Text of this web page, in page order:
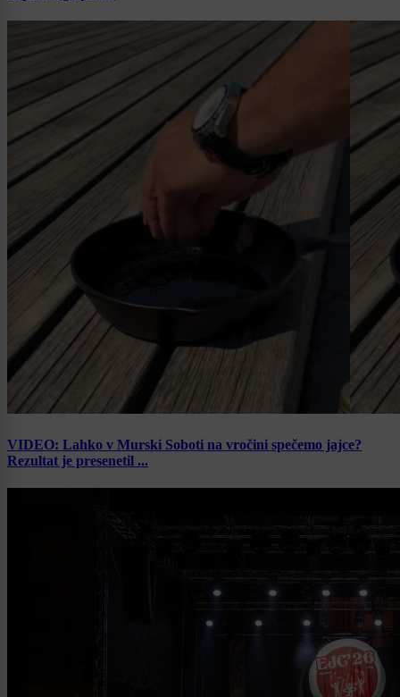
VIDEO: Lahko v Murski Soboti na vročini spečemo jajce?
Rezultat je presenetil ...